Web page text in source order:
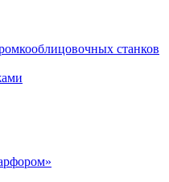
станков